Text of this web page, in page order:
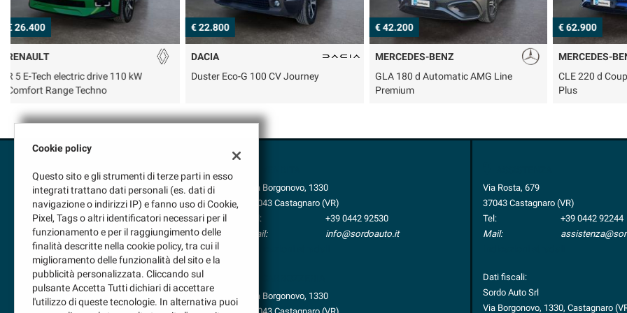
€ 22.800
DACIA
Duster Eco-G 100 CV Journey
€ 42.200
MERCEDES-BENZ
GLA 180 d Automatic AMG Line
€ 62.900
MERCEDES-BENZ
CLE 220 d Coupé AMG Line Advanced
Plus
€ 14.200
KIA
Rio 1.0 T-
Via Borgonovo, 1330
37043 Castagnaro (VR)
Tel:
+39 0442 92530
Mail:
info@sordoauto.it
Via Borgonovo, 1330
Via Rosta, 679
37043 Castagnaro (VR)
Tel:
+39 0442 92244
Mail:
Dati fiscali:
Sordo Auto Srl
Via Borgonovo, 1330, Castagnaro
Cookie policy
Questo sito e gli strumenti di terze parti in esso
integrati trattano dati personali (es. dati di
navigazione o indirizzi IP) e fanno uso di Cookie,
Pixel, Tags o altri identificatori necessari per il
funzionamento e per il raggiungimento delle
finalità descritte nella cookie policy, tra cui il
miglioramento delle funzionalità del sito e la
pubblicità personalizzata. Cliccando sul
pulsante Accetta Tutti dichiari di accettare
l'utilizzo di queste tecnologie. In alternativa puoi